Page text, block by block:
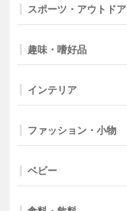
スポーツ・アウトドア
趣味・嗜好品
インテリア
ファッション・小物
ベビー